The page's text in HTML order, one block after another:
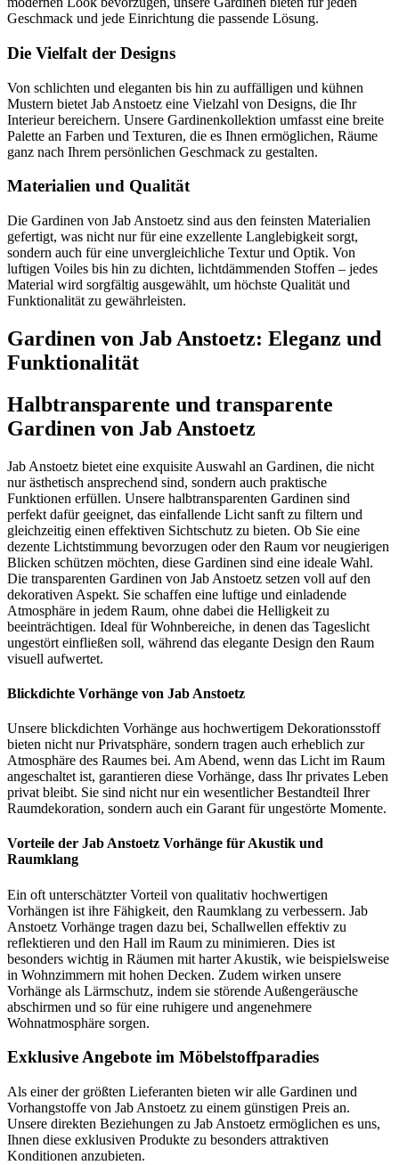
Geschmack und jede Einrichtung die passende Lösung.
Die Vielfalt der Designs
Von schlichten und eleganten bis hin zu auffälligen und kühnen
Mustern bietet Jab Anstoetz eine Vielzahl von Designs, die Ihr
Interieur bereichern. Unsere Gardinenkollektion umfasst eine breite
Palette an Farben und Texturen, die es Ihnen ermöglichen, Räume
ganz nach Ihrem persönlichen Geschmack zu gestalten.
Materialien und Qualität
Die Gardinen von Jab Anstoetz sind aus den feinsten Materialien
gefertigt, was nicht nur für eine exzellente Langlebigkeit sorgt,
sondern auch für eine unvergleichliche Textur und Optik. Von
luftigen Voiles bis hin zu dichten, lichtdämmenden Stoffen – jedes
Material wird sorgfältig ausgewählt, um höchste Qualität und
Funktionalität zu gewährleisten.
Gardinen von Jab Anstoetz: Eleganz und
Funktionalität
Halbtransparente und transparente
Gardinen von Jab Anstoetz
Jab Anstoetz bietet eine exquisite Auswahl an Gardinen, die nicht
nur ästhetisch ansprechend sind, sondern auch praktische
Funktionen erfüllen. Unsere halbtransparenten Gardinen sind
perfekt dafür geeignet, das einfallende Licht sanft zu filtern und
gleichzeitig einen effektiven Sichtschutz zu bieten. Ob Sie eine
dezente Lichtstimmung bevorzugen oder den Raum vor neugierigen
Blicken schützen möchten, diese Gardinen sind eine ideale Wahl.
Die transparenten Gardinen von Jab Anstoetz setzen voll auf den
dekorativen Aspekt. Sie schaffen eine luftige und einladende
Atmosphäre in jedem Raum, ohne dabei die Helligkeit zu
beeinträchtigen. Ideal für Wohnbereiche, in denen das Tageslicht
ungestört einfließen soll, während das elegante Design den Raum
visuell aufwertet.
Blickdichte Vorhänge von Jab Anstoetz
Unsere blickdichten Vorhänge aus hochwertigem Dekorationsstoff
bieten nicht nur Privatsphäre, sondern tragen auch erheblich zur
Atmosphäre des Raumes bei. Am Abend, wenn das Licht im Raum
angeschaltet ist, garantieren diese Vorhänge, dass Ihr privates Leben
privat bleibt. Sie sind nicht nur ein wesentlicher Bestandteil Ihrer
Raumdekoration, sondern auch ein Garant für ungestörte Momente.
Vorteile der Jab Anstoetz Vorhänge für Akustik und
Raumklang
Ein oft unterschätzter Vorteil von qualitativ hochwertigen
Vorhängen ist ihre Fähigkeit, den Raumklang zu verbessern. Jab
Anstoetz Vorhänge tragen dazu bei, Schallwellen effektiv zu
reflektieren und den Hall im Raum zu minimieren. Dies ist
besonders wichtig in Räumen mit harter Akustik, wie beispielsweise
in Wohnzimmern mit hohen Decken. Zudem wirken unsere
Vorhänge als Lärmschutz, indem sie störende Außengeräusche
abschirmen und so für eine ruhigere und angenehmere
Wohnatmosphäre sorgen.
Exklusive Angebote im Möbelstoffparadies
Als einer der größten Lieferanten bieten wir alle Gardinen und
Vorhangstoffe von Jab Anstoetz zu einem günstigen Preis an.
Unsere direkten Beziehungen zu Jab Anstoetz ermöglichen es uns,
Ihnen diese exklusiven Produkte zu besonders attraktiven
Konditionen anzubieten.